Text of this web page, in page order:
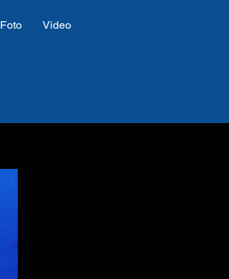
Foto Video